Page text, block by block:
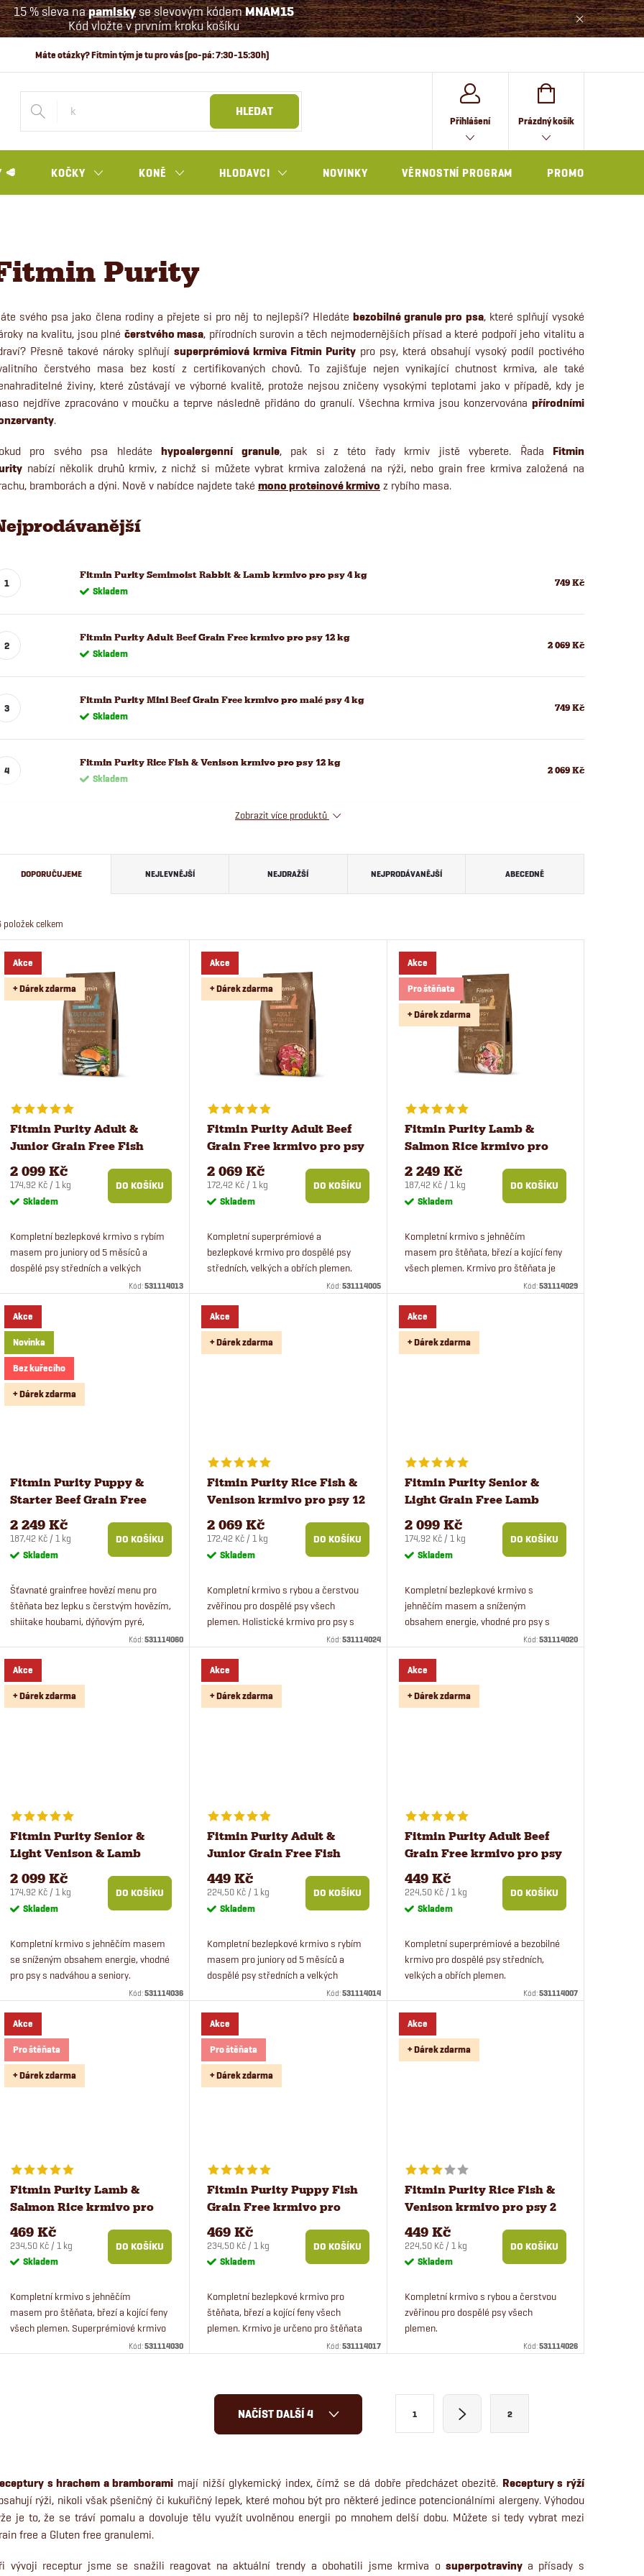
15 % sleva napamlskyse slevovým kódemMNAM15
Kód vložte v prvním kroku košíku
HLEDAT
Přihlášení
NÁKUPNÍ
KOŠÍK
Prázdný košík
🥩 KOČKY KONĚ HLODAVCI NOVINKY VĚRNOSTNÍ PROGRAM PROMO
Purity
svého psa jako člena rodiny a přejete si pro něj to nejlepší? Hledátebezobilné granule pro psa, které splňují vysoké
na kvalitu, jsou plné čerstvého masa, přírodních surovin a těch nejmodernějších přísad a které podpoří jeho vitalitu a
Přesně takové nároky splňují superprémiová krmiva Fitmin Purity pro psy, která obsahují vysoký podíl poctivého
čerstvého masa bez kostí z certifikovaných chovů. To zajišťuje nejen vynikající chutnost krmiva, ale také
živiny, které zůstávají ve výborné kvalitě, protože nejsou zničeny vysokými teplotami jako v případě, kdy je
nejdříve zpracováno v moučku a teprve následně přidáno do granulí. Všechna krmiva jsou konzervovánapřírodními
.
pro svého psa hledátehypoalergenní granule, pak si z této řady krmiv jistě vyberete. Řada Fitmin
nabízí několik druhů krmiv, z nichž si můžete vybrat krmiva založená na rýži, nebo grain free krmiva založená na
bramborách a dýni. Nově v nabídce najdete také mono proteinové krmivo z rybího masa.
Fitmin Purity Semimoist Rabbit & Lamb krmivo pro psy 4 kg
Skladem
749 Kč
Fitmin Purity Adult Beef Grain Free krmivo pro psy 12 kg
Skladem
2 069 Kč
Fitmin Purity Mini Beef Grain Free krmivo pro malé psy 4 kg
Skladem
749 Kč
Fitmin Purity Rice Fish & Venison krmivo pro psy 12 kg
Skladem
2 069 Kč
Zobrazit více produktů
e
ů
DOPORUČUJEME NEJLEVNĚJŠÍ NEJDRAŽŠÍ NEJPRODÁVANĚJŠÍ ABECEDNĚ
položek celkem
V
ý
k
ů
Akce
+ Dárek zdarma
Fitmin Purity Adult &
Junior Grain Free Fish
Menu krmivo pro psy 12 kg
2 099 Kč
Měrná
cena:
174,92 Kč / 1 kg
Skladem
DO KOŠÍKU
Kompletní bezlepkové krmivo s rybím
masem pro juniory od 5 měsíců a
dospělé psy středních a velkých
plemen. Monoproteinové krmivo s
Kód:531114013
Akce
+ Dárek zdarma
Fitmin Purity Adult Beef
Grain Free krmivo pro psy
12 kg
2 069 Kč
Měrná
cena:
172,42 Kč / 1 kg
Skladem
DO KOŠÍKU
Kompletní superprémiové a
bezlepkové krmivo pro dospělé psy
středních, velkých a obřích plemen.
Granule obsahují čerstvé hovězí maso
Kód:531114005
Akce
Pro štěňata
+ Dárek zdarma
Fitmin Purity Lamb &
Salmon Rice krmivo pro
štěňata 12 kg
2 249 Kč
Měrná
cena:
187,42 Kč / 1 kg
Skladem
DO KOŠÍKU
Kompletní krmivo s jehněčím
masem pro štěňata, březí a kojící feny
všech plemen. Krmivo pro štěňata je
vhodné pro malé, střední i velké psy.
Kód:531114029
Akce
Novinka
Bez kuřecího
+ Dárek zdarma
Fitmin Purity Puppy &
Starter Beef Grain Free
krmivo pro štěňata 12 kg
2 249 Kč
Měrná
cena:
187,42 Kč / 1 kg
Skladem
DO KOŠÍKU
Šťavnaté grainfree hovězí menu pro
štěňata bez lepku s čerstvým hovězím,
shiitake houbami, dýňovým pyré,
brusinkami, farmářskými bramborami
Kód:531114060
Akce
+ Dárek zdarma
Fitmin Purity Rice Fish &
Venison krmivo pro psy 12
kg
2 069 Kč
Měrná
cena:
172,42 Kč / 1 kg
Skladem
DO KOŠÍKU
Kompletní krmivo s rybou a čerstvou
zvěřinou pro dospělé psy všech
plemen. Holistické krmivo pro psy s
Kód:531114024
Akce
+ Dárek zdarma
Fitmin Purity Senior &
Light Grain Free Lamb
krmivo pro psy 12 kg
2 099 Kč
Měrná
cena:
174,92 Kč / 1 kg
Skladem
DO KOŠÍKU
Kompletní bezlepkové krmivo s
jehněčím masem a sníženým
obsahem energie, vhodné pro psy s
Kód:531114020
Akce
+ Dárek zdarma
Fitmin Purity Senior &
Light Venison & Lamb
krmivo pro psy 12 kg
2 099 Kč
Měrná
cena:
174,92 Kč / 1 kg
Skladem
DO KOŠÍKU
Kompletní krmivo s jehněčím masem
se sníženým obsahem energie, vhodné
pro psy s nadváhou a seniory.
Superprémiové krmivo s čerstvým
pro...
Kód:531114036
Akce
+ Dárek zdarma
Fitmin Purity Adult &
Junior Grain Free Fish
Menu krmivo pro psy 2 kg
449 Kč
Měrná
cena:
224,50 Kč / 1 kg
Skladem
DO KOŠÍKU
Kompletní bezlepkové krmivo s rybím
masem pro juniory od 5 měsíců a
dospělé psy středních a velkých
plemen. Monoproteinové krmivo s
Kód:531114014
Akce
+ Dárek zdarma
Fitmin Purity Adult Beef
Grain Free krmivo pro psy
2 kg
449 Kč
Měrná
cena:
224,50 Kč / 1 kg
Skladem
DO KOŠÍKU
Kompletní superprémiové a bezobilné
krmivo pro dospělé psy středních,
velkých a obřích plemen.
Kód:531114007
Akce
Pro štěňata
+ Dárek zdarma
Fitmin Purity Lamb &
Salmon Rice krmivo pro
štěňata 2 kg
469 Kč
Měrná
cena:
234,50 Kč / 1 kg
Skladem
DO KOŠÍKU
Kompletní krmivo s jehněčím
masem pro štěňata, březí a kojící feny
všech plemen. Superprémiové krmivo
obsahuje čerstvé jehněčí maso s
Kód:531114030
Akce
Pro štěňata
+ Dárek zdarma
Fitmin Purity Puppy Fish
Grain Free krmivo pro
štěňata 2 kg
469 Kč
Měrná
cena:
234,50 Kč / 1 kg
Skladem
DO KOŠÍKU
Kompletní bezlepkové krmivo pro
štěňata, březí a kojící feny všech
plemen. Krmivo je určeno pro štěňata
malých, středních i velkých plemen
Kód:531114017
Akce
+ Dárek zdarma
Fitmin Purity Rice Fish &
Venison krmivo pro psy 2
kg
449 Kč
Měrná
cena:
224,50 Kč / 1 kg
Skladem
DO KOŠÍKU
Kompletní krmivo s rybou a čerstvou
zvěřinou pro dospělé psy všech
plemen.
Kód:531114026
NAČÍST DALŠÍ 4
á
n
k
v
1 2
s hrachem a bramborami mají nižší glykemický index, čímž se dá dobře předcházet obezitě. Receptury s rýží
rýži, nikoli však pšeničný či kukuřičný lepek, které mohou být pro některé jedince potencionálními alergeny. Výhodou
je to, že se tráví pomalu a dovoluje tělu využít uvolněnou energii po mnohem delší dobu. Můžete si tedy vybrat mezi
free a Gluten free granulemi.
vývoji receptur jsme se snažili reagovat na aktuální trendy a obohatili jsme krmiva o superpotraviny a přísady s